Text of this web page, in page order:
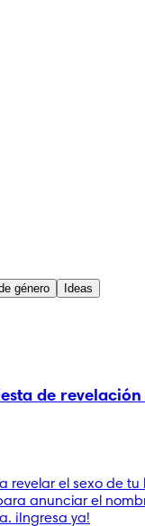
género Ideas
de revelación
revelar el sexo de tu
anunciar el
¡Ingresa ya!